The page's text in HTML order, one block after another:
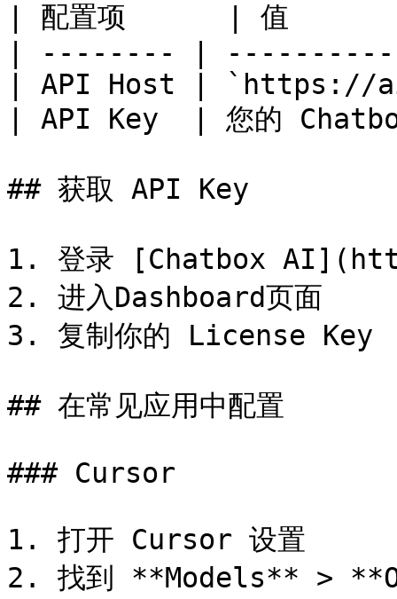
| 配置项      | 值
| -------- |
| API Host | `https://
| API Key  | 您的
## 获取 API Key
1. 登录 [Chatbox
2. 进入Dashboard页面
3. 复制你的 License Key
## 在常见应用中配置
### Cursor
1. 打开 Cursor 设置
2. 找到 **Models** >